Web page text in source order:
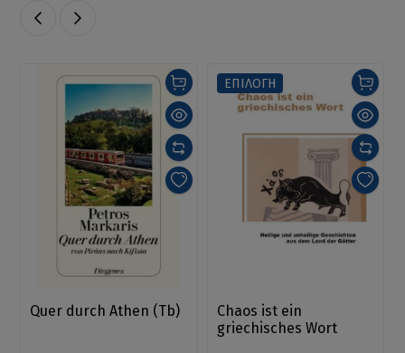
Quer durch Athen (Tb)
ΕΠΙΛΟΓΗ
Chaos ist ein
griechisches Wort